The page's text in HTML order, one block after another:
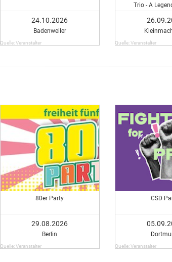
24.10.2026
Badenweiler
Quelle: Veranstalter
Trio - A
Quelle: Veranstalter
80er Party
29.08.2026
Berlin
Quelle: Veranstalter
CSD
Quelle: Veranstalter